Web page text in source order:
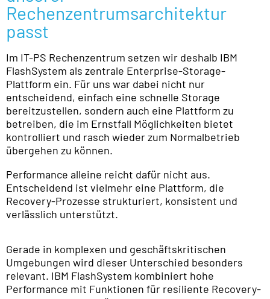
Rechenzentrumsarchitektur
passt
Im IT-PS Rechenzentrum setzen wir deshalb IBM
FlashSystem als zentrale Enterprise-Storage-
Plattform ein. Für uns war dabei nicht nur
entscheidend, einfach eine schnelle Storage
bereitzustellen, sondern auch eine Plattform zu
betreiben, die im Ernstfall Möglichkeiten bietet
kontrolliert und rasch wieder zum Normalbetrieb
übergehen zu können.
Performance alleine reicht dafür nicht aus.
Entscheidend ist vielmehr eine Plattform, die
Recovery-Prozesse strukturiert, konsistent und
verlässlich unterstützt.
Gerade in komplexen und geschäftskritischen
Umgebungen wird dieser Unterschied besonders
relevant. IBM FlashSystem kombiniert hohe
Performance mit Funktionen für resiliente Recovery-